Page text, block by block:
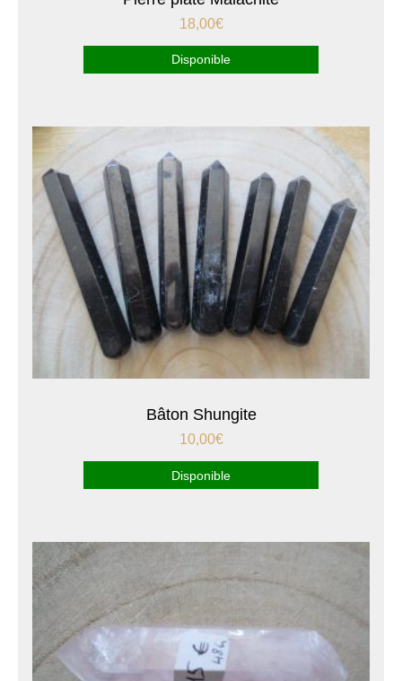
18,00€
Disponible
Bâton Shungite
10,00€
Disponible